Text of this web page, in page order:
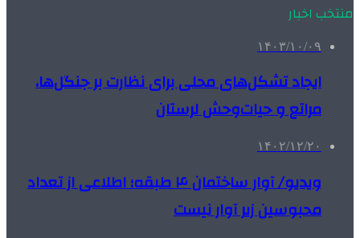
منتخب اخبار
۱۴۰۳/۱۰/۰۹
ایجاد تشکل‌های محلی برای نظارت بر جنگل‌ها،
مراتع و حیات‌وحش لرستان
۱۴۰۲/۱۲/۲۰
ویدیو/ آوار ساختمان ۴ طبقه؛ اطلاعی از تعداد
محبوسین زیر آوار نیست